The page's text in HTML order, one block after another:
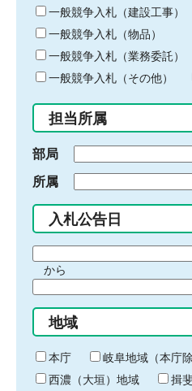
キ
ー
ワ
ー
ド
入
力
一般競争入札（建設工事）
一般競争入札（物品）
一般競争入札（業務委託）
一般競争入札（その他）
担当所属
部局
所属
入札公告日
間
始
り
から
間
終
わ
り
地域
本庁
岐阜地域（本庁除
西濃（大垣）地域
揖